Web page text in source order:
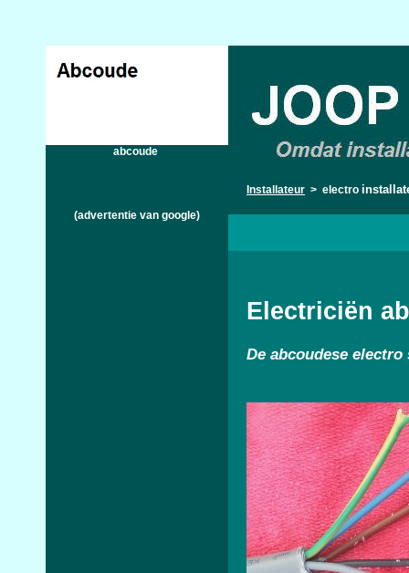
abcoude
(advertentie van google)
Installateur > electro
Electriciën
De abcoudese